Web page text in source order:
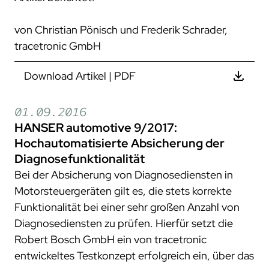
von Christian Pönisch und Frederik Schrader,
tracetronic GmbH
Download Artikel | PDF
01.09.2016
HANSER automotive 9/2017:
Hochautomatisierte Absicherung der
Diagnosefunktionalität
Bei der Absicherung von Diagnosediensten in
Motorsteuergeräten gilt es, die stets korrekte
Funktionalität bei einer sehr großen Anzahl von
Diagnosediensten zu prüfen. Hierfür setzt die
Robert Bosch GmbH ein von tracetronic
entwickeltes Testkonzept erfolgreich ein, über das